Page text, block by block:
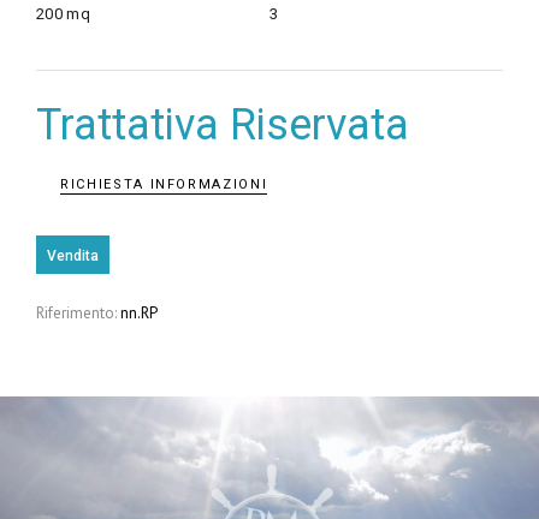
200 mq
3
Trattativa Riservata
RICHIESTA INFORMAZIONI
Vendita
Riferimento:nn.RP